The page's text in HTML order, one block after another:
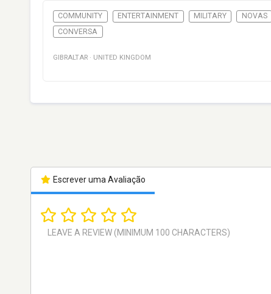
COMMUNITY ENTERTAINMENT MILITARY
NOVAS
CONVERSA
GIBRALTAR · UNITED KINGDOM
Escrever uma Avaliação